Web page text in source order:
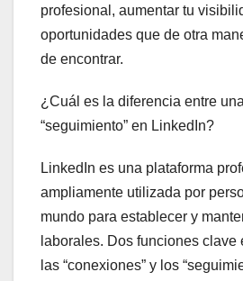
profesional, aumentar tu
oportunidades que de otra
de encontrar.
¿Cuál es la diferencia entre
“seguimiento” en LinkedIn?
LinkedIn es una plataforma
ampliamente utilizada por
mundo para establecer y
laborales. Dos funciones clave
las “conexiones” y los